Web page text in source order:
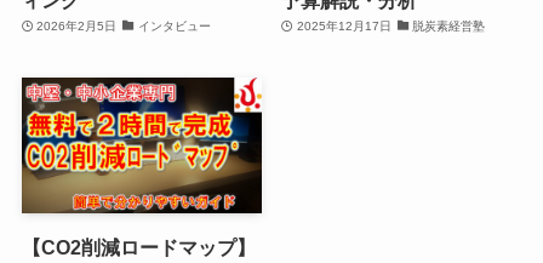
2026年2月5日 インタビュー 2025年12月17日 脱炭素経営塾
【CO2削減ロードマップ】